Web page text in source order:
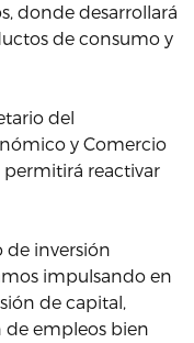
donde desarrollará
de consumo y
del
y Comercio
permitirá reactivar
de inversión
impulsando en
de capital,
de empleos bien